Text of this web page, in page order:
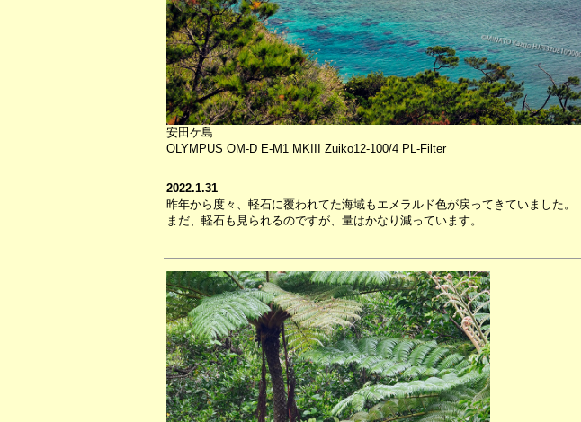
安田ケ島
OLYMPUS OM-D E-M1 MKIII Zuiko12-100/4 PL-Filter
2022.1.31
昨年から度々、軽石に覆われてた海域もエメラルド色が戻ってきていました。
まだ、軽石も見られるのですが、量はかなり減っています。